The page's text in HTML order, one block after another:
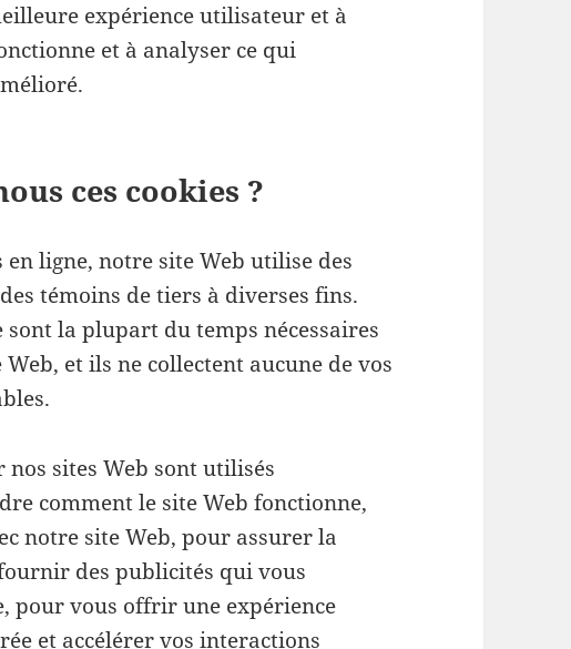
expérience utilisateur et à
et à analyser ce qui
ces cookies ?
ligne, notre site Web utilise des
témoins de tiers à diverses fins.
la plupart du temps nécessaires
et ils ne collectent aucune de vos
sites Web sont utilisés
comment le site Web fonctionne,
notre site Web, pour assurer la
des publicités qui vous
pour vous offrir une expérience
et accélérer vos interactions